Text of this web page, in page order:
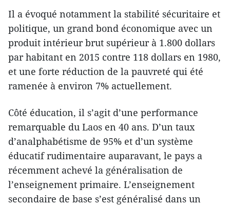
Il a évoqué notamment la stabilité sécuritaire et
politique, un grand bond économique avec un
produit intérieur brut supérieur à 1.800 dollars
par habitant en 2015 contre 118 dollars en 1980,
et une forte réduction de la pauvreté qui été
ramenée à environ 7% actuellement.
Côté éducation, il s’agit d’une performance
remarquable du Laos en 40 ans. D’un taux
d’analphabétisme de 95% et d’un système
éducatif rudimentaire auparavant, le pays a
récemment achevé la généralisation de
l’enseignement primaire. L’enseignement
secondaire de base s’est généralisé dans un